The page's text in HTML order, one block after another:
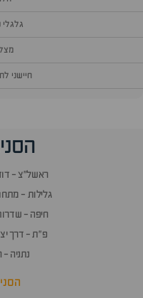
חיישני
ראשל״צ - דוד סחרוב
גלילות -
חיפה - שדרות
פ״ת - דרך יצחק
נתניה -